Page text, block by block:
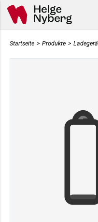
Startseite > Produkte >